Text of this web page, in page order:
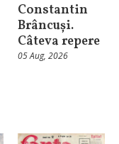
Constantin
Brâncuși.
Câteva repere
05 Aug, 2026